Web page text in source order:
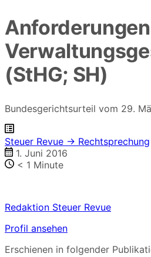
(StHG; SH)
Bundesgerichtsurteil vom 29.
Steuer Revue → Rechtsprechung
1. Juni 2016
< 1 Minute
Redaktion Steuer Revue
Profil ansehen
Erschienen in folgender